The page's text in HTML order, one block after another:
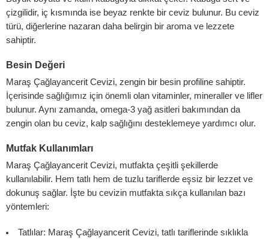
çizgilidir, iç kısmında ise beyaz renkte bir ceviz bulunur. Bu ceviz
türü, diğerlerine nazaran daha belirgin bir aroma ve lezzete
sahiptir.
Besin Değeri
Maraş Çağlayancerit Cevizi, zengin bir besin profiline sahiptir.
İçerisinde sağlığımız için önemli olan vitaminler, mineraller ve lifler
bulunur. Aynı zamanda, omega-3 yağ asitleri bakımından da
zengin olan bu ceviz, kalp sağlığını desteklemeye yardımcı olur.
Mutfak Kullanımları
Maraş Çağlayancerit Cevizi, mutfakta çeşitli şekillerde
kullanılabilir. Hem tatlı hem de tuzlu tariflerde eşsiz bir lezzet ve
dokunuş sağlar. İşte bu cevizin mutfakta sıkça kullanılan bazı
yöntemleri:
Tatlılar: Maraş Çağlayancerit Cevizi, tatlı tariflerinde sıklıkla